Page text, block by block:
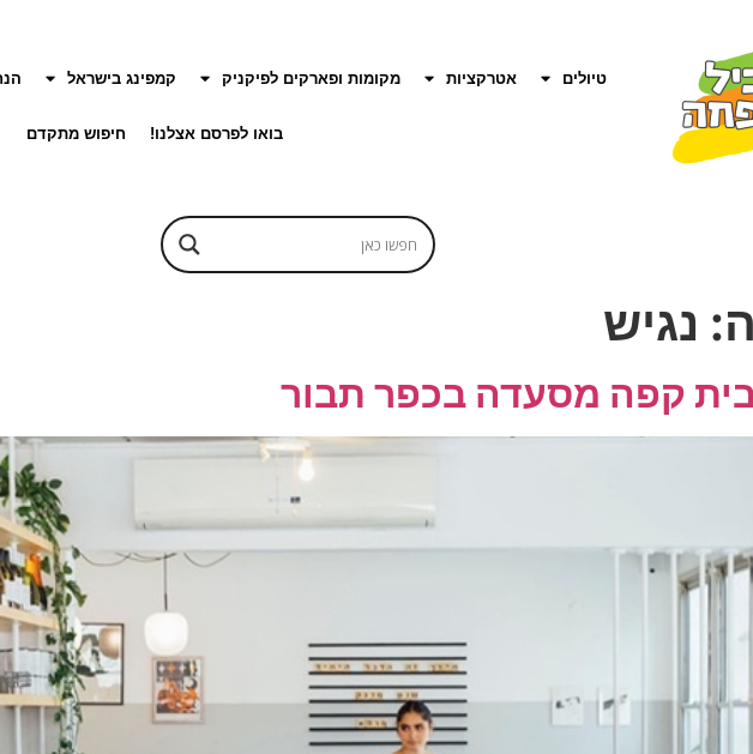
טיולים אטרקציות מקומות ופארקים לפיקניק קמפינג בישראל
בואו לפרסם אצלנו! חיפוש מתקדם
נגיש
קפה מסעדה בכפר תבור